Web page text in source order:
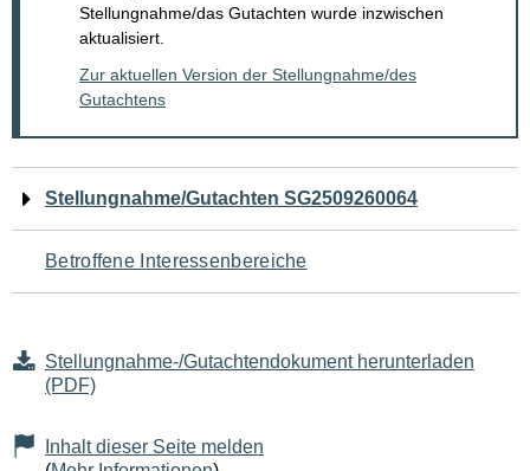
Stellungnahme/das Gutachten wurde inzwischen
aktualisiert.
Zur aktuellen Version der Stellungnahme/des
Gutachtens
Navigation
für
den
Seiteninhalt
Stellungnahme/Gutachten SG2509260064
Betroffene Interessenbereiche
Stellungnahme-/Gutachtendokument herunterladen
(PDF)
Inhalt dieser Seite melden